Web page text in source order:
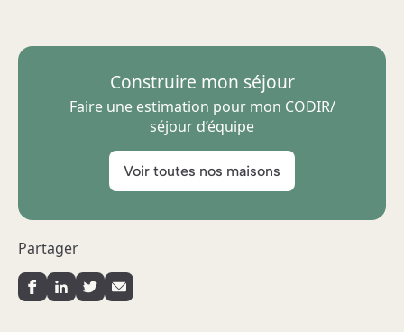
Construire mon séjour
Faire une estimation pour mon CODIR/
séjour d’équipe
Voir toutes nos maisons
Partager